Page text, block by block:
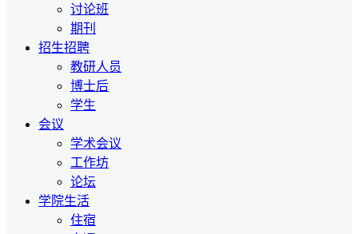
讨论班
期刊
招生招聘
教研人员
博士后
学生
会议
学术会议
工作坊
论坛
学院生活
住宿